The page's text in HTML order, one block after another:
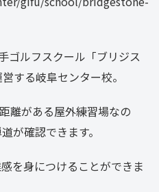
ゴルフスクール「ブリジス
する岐阜センター校。
離がある屋外練習場なの
が確認できます。
を身につけることができま